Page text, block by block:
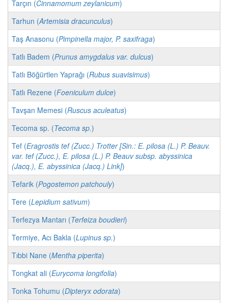
Tarçın (Cinnamomum zeylanicum)
Tarhun (Artemisia dracunculus)
Taş Anasonu (Pimpinella major, P. saxifraga)
Tatlı Badem (Prunus amygdalus var. dulcus)
Tatlı Böğürtlen Yaprağı (Rubus suavisimus)
Tatlı Rezene (Foeniculum dulce)
Tavşan Memesi (Ruscus aculeatus)
Tecoma sp. (Tecoma sp.)
Tef (Eragrostis tef (Zucc.) Trotter [Sin.: E. pilosa (L.) P. Beauv.
var. tef (Zucc.), E. pilosa (L.) P. Beauv subsp. abyssinica
(Jacq.), E. abyssinica (Jacq.) Link])
Tefarik (Pogostemon patchouly)
Tere (Lepidium sativum)
Terfezya Mantarı (Terfeiza boudieri)
Termiye, Acı Bakla (Lupinus sp.)
Tıbbi Nane (Mentha piperita)
Tongkat ali (Eurycoma longifolia)
Tonka Tohumu (Dipteryx odorata)